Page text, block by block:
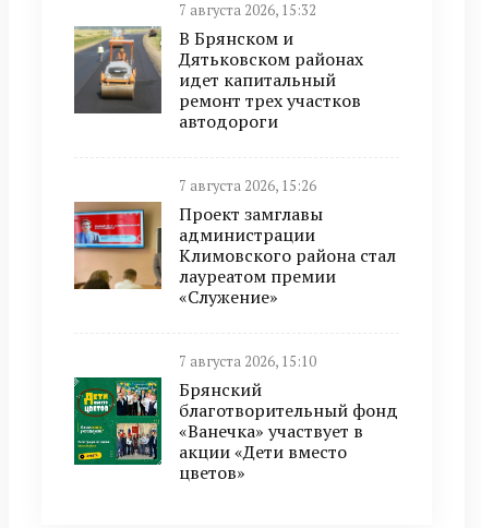
7 августа 2026, 15:32
В Брянском и
Дятьковском районах
идет капитальный
ремонт трех участков
автодороги
7 августа 2026, 15:26
Проект замглавы
администрации
Климовского района стал
лауреатом премии
«Служение»
7 августа 2026, 15:10
Брянский
благотворительный фонд
«Ванечка» участвует в
акции «Дети вместо
цветов»